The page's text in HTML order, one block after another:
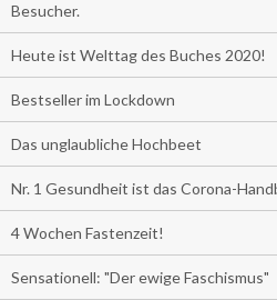
Besucher.
Heute ist Welttag des Buches 2020!
Bestseller im Lockdown
Das unglaubliche Hochbeet
Nr. 1 Gesundheit ist das Corona-
4 Wochen Fastenzeit!
Sensationell: "Der ewige Faschismus"